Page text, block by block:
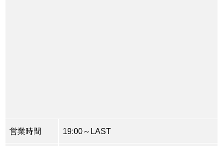
営業時間 19:00～LAST